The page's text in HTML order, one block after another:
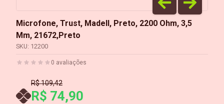
Microfone, Trust, Madell, Preto, 2200 Ohm, 3,5
Mm, 21672,Preto
SKU: 12200
0 avaliações
R$ 109,42
R$ 74,90